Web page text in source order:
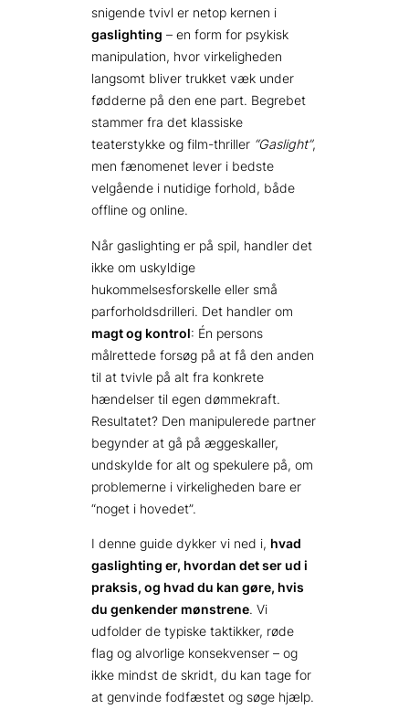
snigende tvivl er netop kernen i
gaslighting – en form for psykisk
manipulation, hvor virkeligheden
langsomt bliver trukket væk under
fødderne på den ene part. Begrebet
stammer fra det klassiske
teaterstykke og film­-thriller “Gaslight”,
men fænomenet lever i bedste
velgående i nutidige forhold, både
offline og online.
Når gaslighting er på spil, handler det
ikke om uskyldige
hukommelsesforskelle eller små
parforholdsdrilleri. Det handler om
magt og kontrol: Én persons
målrettede forsøg på at få den anden
til at tvivle på alt fra konkrete
hændelser til egen dømmekraft.
Resultatet? Den manipulerede partner
begynder at gå på æggeskaller,
undskylde for alt og spekulere på, om
problemerne i virkeligheden bare er
“noget i hovedet”.
I denne guide dykker vi ned i, hvad
gaslighting er, hvordan det ser ud i
praksis, og hvad du kan gøre, hvis
du genkender mønstrene. Vi
udfolder de typiske taktikker, røde
flag og alvorlige konsekvenser – og
ikke mindst de skridt, du kan tage for
at genvinde fodfæstet og søge hjælp.